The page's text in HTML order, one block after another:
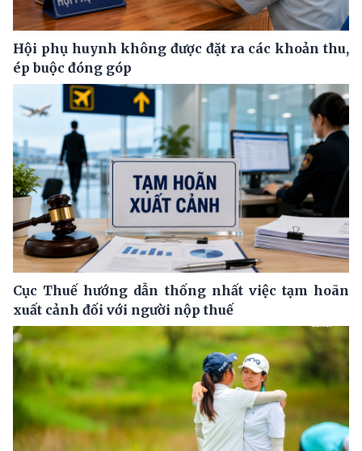
Hội phụ huynh không được đặt ra các khoản thu,
ép buộc đóng góp
Cục Thuế hướng dẫn thống nhất việc tạm hoãn
xuất cảnh đối với người nộp thuế